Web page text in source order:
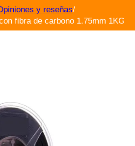
y reseñas/
fibra de carbono 1.75mm 1KG